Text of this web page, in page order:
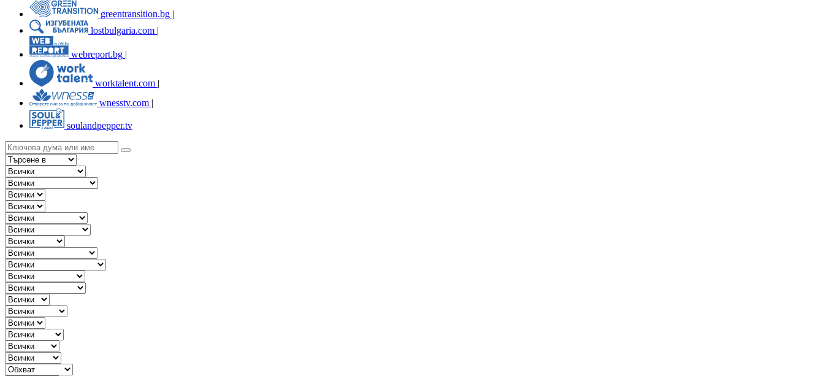
greentransition.bg |
lostbulgaria.com |
webreport.bg
worktalent.com |
wnesstv.com |
soulandpepper.tv